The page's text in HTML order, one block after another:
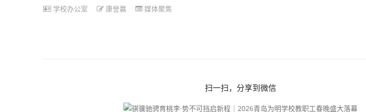
学校办公室 康誉赢 媒体聚焦
扫一扫，分享到微信